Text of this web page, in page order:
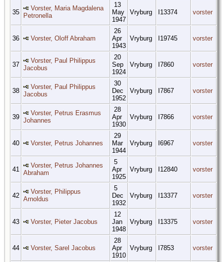
35
Vorster, Maria Magdalena
Petronella
13
May
1947
Vryburg I13374 vorster
36 Vorster, Oloff Abraham
26
Apr
1943
Vryburg I19745 vorster
37
Vorster, Paul Philippus
Jacobus
20
Sep
1924
Vryburg I7860 vorster
38
Vorster, Paul Philippus
Jacobus
30
Dec
1952
Vryburg I7867 vorster
39
Vorster, Petrus Erasmus
Johannes
28
Apr
1930
Vryburg I7866 vorster
40 Vorster, Petrus Johannes
29
Mar
1944
Vryburg I6967 vorster
41
Vorster, Petrus Johannes
Abraham
5
Apr
1925
Vryburg I12840 vorster
42
Vorster, Philippus
Arnoldus
5
Dec
1932
Vryburg I13377 vorster
43 Vorster, Pieter Jacobus
12
Jan
1948
Vryburg I13375 vorster
44 Vorster, Sarel Jacobus
28
Apr
1910
Vryburg I7853 vorster